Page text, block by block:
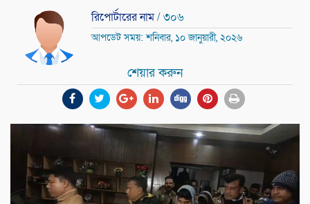
রিপোর্টারের নাম/ ৩০৬
আপডেট সময়: শনিবার, ১০ জানুয়ারী, ২০২৬
শেয়ার করুন